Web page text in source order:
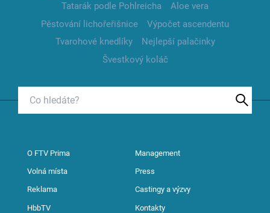
Tatarák podle Pohlreicha
Aloe vera
Pěstování lichořeřišnice
Výpočet ascendentu
Tvarohové knedlíky
Nejlepší palačinky
Švestkový koláč
O FTV Prima Management
Volná místa Press
Reklama Castingy a výzvy
HbbTV Kontakty